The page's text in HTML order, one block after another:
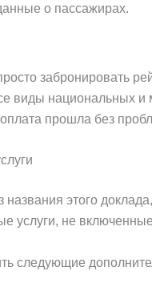
о пассажирах.
забронировать
виды национальных и
прошла без
этого
услуги, не
следующие